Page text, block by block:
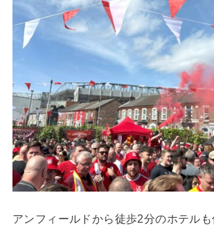
アンフィールドから徒歩2分のホテル